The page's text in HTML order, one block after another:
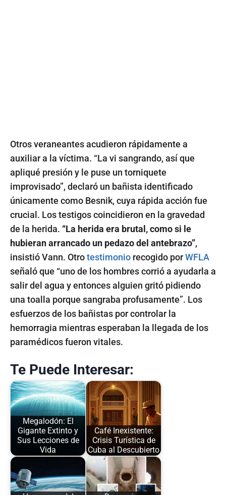
Otros veraneantes acudieron rápidamente a
auxiliar a la víctima. “La vi sangrando, así que
apliqué presión y le puse un torniquete
improvisado”, declaró un bañista identificado
únicamente como Besnik, cuya rápida acción fue
crucial. Los testigos coincidieron en la gravedad
de la herida. “La herida era brutal, como si le
hubieran arrancado un pedazo del antebrazo”,
insistió Vann. Otrotestimonio recogido porWFLA
señaló que “uno de los hombres corrió a ayudarla a
salir del agua y entonces alguien gritó pidiendo
una toalla porque sangraba profusamente”. Los
esfuerzos de los bañistas por controlar la
hemorragia mientras esperaban la llegada de los
paramédicos fueron vitales.
Te Puede Interesar:
Megalodón: El
Gigante Extinto y
Sus Lecciones de
Vida
Café Inexistente:
Crisis Turística de
Cuba al Descubierto